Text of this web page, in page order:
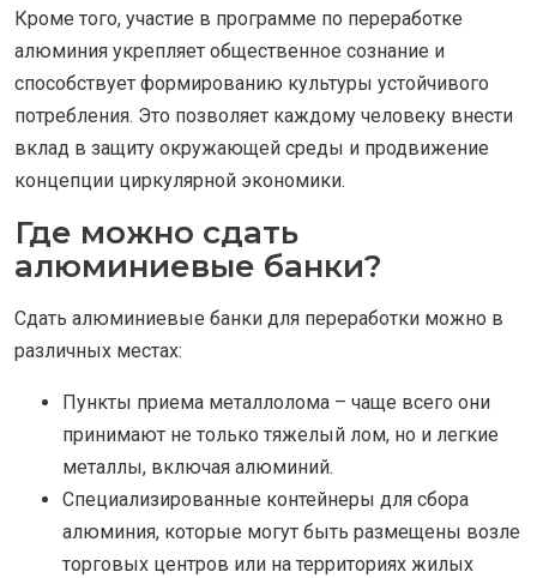
Кроме того, участие в программе по переработке
алюминия укрепляет общественное сознание и
способствует формированию культуры устойчивого
потребления. Это позволяет каждому человеку внести
вклад в защиту окружающей среды и продвижение
концепции циркулярной экономики.
Где можно сдать
алюминиевые банки?
Сдать алюминиевые банки для переработки можно в
различных местах:
Пункты приема металлолома – чаще всего они
принимают не только тяжелый лом, но и легкие
металлы, включая алюминий.
Специализированные контейнеры для сбора
алюминия, которые могут быть размещены возле
торговых центров или на территориях жилых